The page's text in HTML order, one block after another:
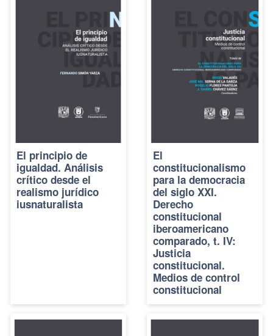
El principio de
igualdad. Análisis
crítico desde el
realismo jurídico
iusnaturalista
El
constitucionalismo
para la democracia
del siglo XXI.
Derecho
constitucional
iberoamericano
comparado, t. IV:
Justicia
constitucional.
Medios de control
constitucional